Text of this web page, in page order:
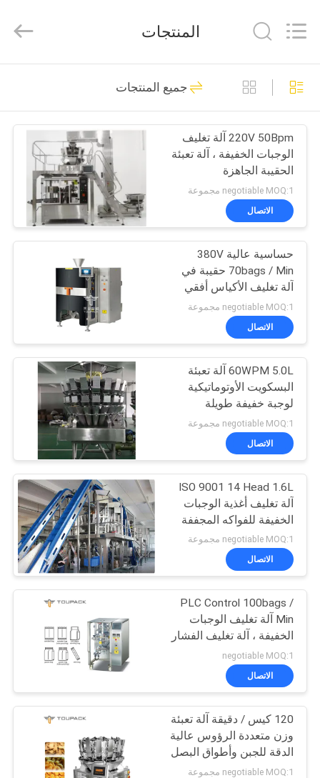
منزل
منتجات
معلومات
جولة
المعمل
رقابة
جودة
اتصل
أخبار
حالات
اطلب
اقتباس
خريطة
الموقع
سياسة
الخصوصية
EQUIPMENT
Rights
ميزان متعدد الرؤوس
25
آلة تعبئة الوزن متعددة
الرؤوس
213
آلة التعبئة الخطية
وازن
33
آلة تغليف المواد
الغذائية الخفيفة
92
ماكينة تعبئة متعددة
الممرات
21
المنتجات
جميع المنتجات
220V 50Bpm آلة تغليف
الوجبات الخفيفة ، آلة تعبئة
الحقيبة الجاهزة
negotiable MOQ:1 مجموعة
الاتصال
حساسية عالية 380V
70bags / Min حقيبة في
آلة تغليف الأكياس أفقي
negotiable MOQ:1 مجموعة
الاتصال
60WPM 5.0L آلة تعبئة
البسكويت الأوتوماتيكية
لوجبة خفيفة طويلة
الشريط
negotiable MOQ:1 مجموعة
الاتصال
ISO 9001 14 Head 1.6L
آلة تغليف أغذية الوجبات
الخفيفة للفواكه المجففة
negotiable MOQ:1 مجموعة
الاتصال
PLC Control 100bags /
Min آلة تغليف الوجبات
الخفيفة ، آلة تغليف الفشار
negotiable MOQ:1
الاتصال
120 كيس / دقيقة آلة تعبئة
وزن متعددة الرؤوس عالية
الدقة للجبن وأطواق البصل
negotiable MOQ:1 مجموعة